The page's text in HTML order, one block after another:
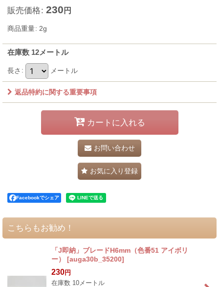
販売価格: 230 円
商品重量: 2g
在庫数 12メートル
長さ : メートル
返品特約に関する重要事項
カートに入れる
お問い合わせ
お気に入り登録
Facebookでシェア
こちらもお勧め！
「J即納」ブレードH6mm（色番51 アイボリ
ー）
[auga30b_35200]
230円
在庫数 10メートル